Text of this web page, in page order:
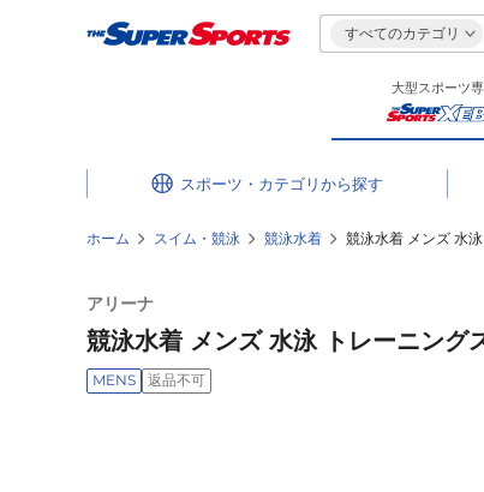
すべてのカテゴリ
大型スポーツ
スポーツ・カテゴリ
ホーム スイム・競泳 競泳水着 競泳水着 メンズ 水
アリーナ
競泳水着 メンズ 水泳 トレーニン
MENS 返品不可